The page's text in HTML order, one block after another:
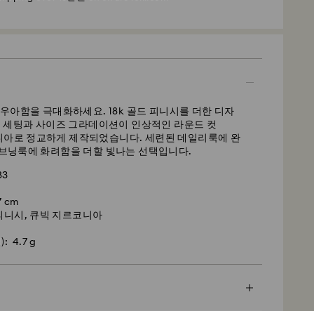
아함을 극대화하세요. 18k 골드 피니시를 더한 디자
팅과 사이즈 그라데이션이 인상적인 라운드 컷
로 정교하게 제작되었습니다. 세련된 데일리룩에 완
닝룩에 화려함을 더할 빛나는 선택입니다.
cm
니시, 큐빅 지르코니아
): 4.7 g
액: 160,000원
프레스
(재고 상황에 따라 변동 가능)에 한해 제공됩니다.
됩니다.
영업일
은 영업일 기준 2일 후 처리 및 발송됩니다.
털은 섬세한 소재로 되어 있으며 특별한 주의를 기울여
로브스키 제품을 오랫동안 최적의 상태로 유지하려
상되지 않도록 해주시기 바랍니다.
시오. 손을 씻거나 수영할 때 및/또는 제품(향수, 헤어
)을 사용할 때는 먼저 주얼리를 빼놓으십시오. 금속을